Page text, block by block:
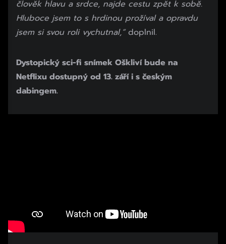
člověk hlavu a srdce, najde cestu zpět k sobě.
Hluboce jsem to s hrdinou prožíval a opravdu
jsem si svou roli vychutnal,“doplnil.
Dystopický sci-fi snímek Oškliví bude na
Netflixu dostupný od 13. září i s českým
dabingem.